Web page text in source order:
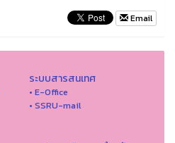
Email
ระบบสารสนเทศ
• E-Office
• SSRU-mail